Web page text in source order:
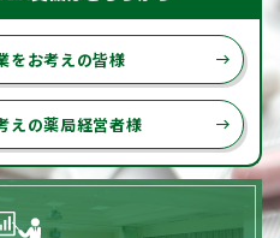
をお考えの皆様 east
えの薬局経営者様 east